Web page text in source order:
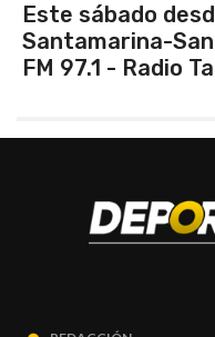
Este sábado
Santamarina-
FM 97.1 - Radio